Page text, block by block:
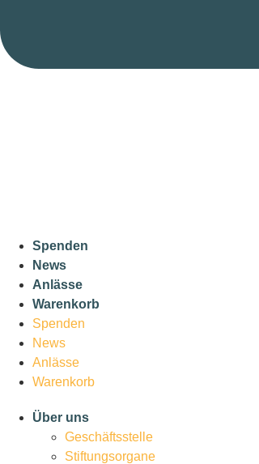
Spenden
News
Anlässe
Warenkorb
Spenden
News
Anlässe
Warenkorb
Über uns
Geschäftsstelle
Stiftungsorgane